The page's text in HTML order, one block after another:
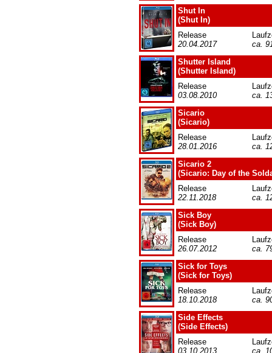
Shut In
(Shut In)
Release
20.04.2017
ca.
Shutter Island
(Shutter Island)
Release
03.08.2010
ca.
Sicario
(Sicario)
Release
28.01.2016
ca.
Sicario 2
(Sicario: Day of the
Release
22.11.2018
ca.
Sick Boy
(Sick Boy)
Release
26.07.2012
ca.
Sick for Toys
(Sick for Toys)
Release
18.10.2018
ca.
Side Effects
(Side Effects)
Release
03.10.2013
ca.